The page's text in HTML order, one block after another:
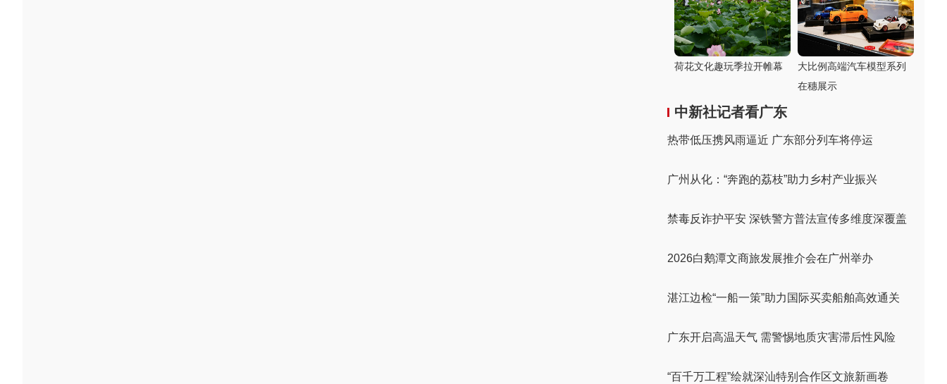
荷花文化趣玩季拉开帷幕
大比例高端汽车模型系列
在穗展示
中新社记者看广东
热带低压携风雨逼近 广东部分列车将停运
广州从化：“奔跑的荔枝”助力乡村产业振兴
禁毒反诈护平安 深铁警方普法宣传多维度深覆盖
2026白鹅潭文商旅发展推介会在广州举办
湛江边检“一船一策”助力国际买卖船舶高效通关
广东开启高温天气 需警惕地质灾害滞后性风险
“百千万工程”绘就深汕特别合作区文旅新画卷